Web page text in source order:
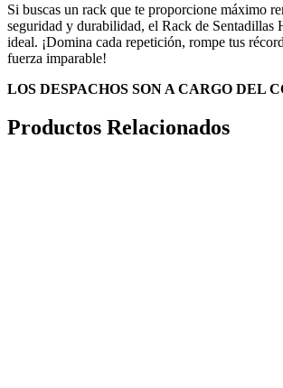
Si buscas un rack que te proporcione máximo
seguridad y durabilidad, el Rack de Sentadillas
ideal. ¡Domina cada repetición, rompe tus
fuerza imparable!
LOS DESPACHOS SON A CARGO DEL
Productos Relacionados